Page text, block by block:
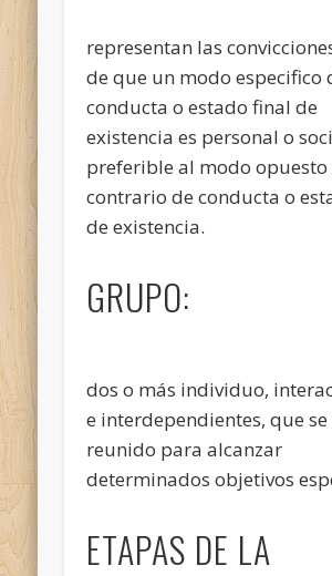
representan las
de que un modo especifico
conducta o estado final de
existencia es personal o
preferible al modo opuesto
contrario de conducta o
de existencia.
GRUPO:
dos o más individuo,
e interdependientes, que se
reunido para alcanzar
determinados objetivos
ETAPAS DE LA